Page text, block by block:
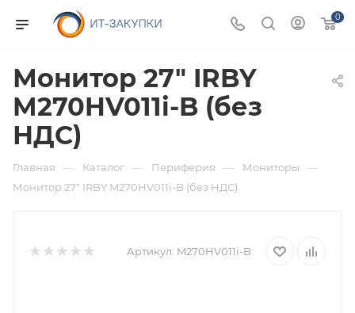
0
Монитор 27" IRBY
M270HV011i-B (без
НДС)
Главная — Каталог — Периферия — Мониторы —
Монитор 27" IRBY M270HV011i-B (без НДС)
Артикул: M270HV011i-B